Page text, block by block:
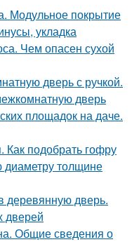
Модульное покрытие
укладка
Чем опасен сухой
дверь с ручкой.
дверь
площадок на даче.
Как подобрать гофру
диаметру толщине
деревянную дверь.
дверей
Общие сведения о